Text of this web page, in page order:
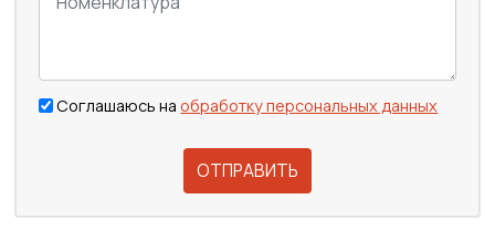
Соглашаюсь наобработку персональных данных
ОТПРАВИТЬ